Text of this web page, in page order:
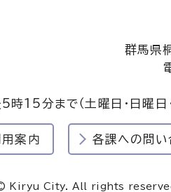
群馬県
5時15分まで（土曜日・日曜日
案内 各課への問い
Kiryu City. All rights